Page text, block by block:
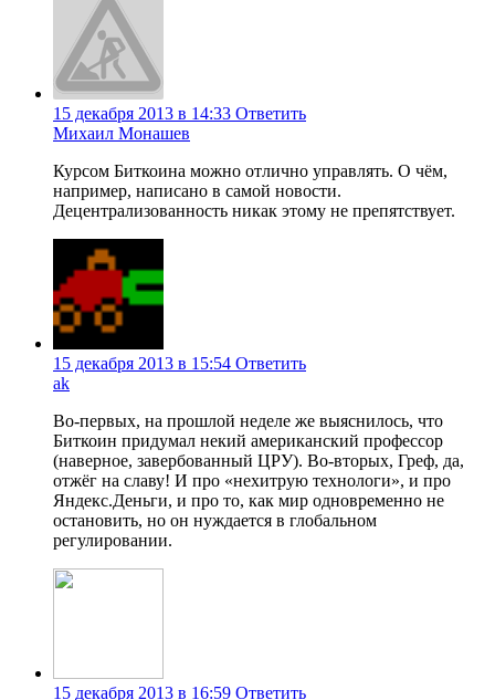
15 декабря 2013 в 14:33 Ответить
Михаил Монашев
Курсом Биткоина можно отлично управлять. О чём,
например, написано в самой новости.
Децентрализованность никак этому не препятствует.
15 декабря 2013 в 15:54 Ответить
ak
Во-первых, на прошлой неделе же выяснилось, что
Биткоин придумал некий американский профессор
(наверное, завербованный ЦРУ). Во-вторых, Греф, да,
отжёг на славу! И про «нехитрую технологи», и про
Яндекс.Деньги, и про то, как мир одновременно не
остановить, но он нуждается в глобальном
регулировании.
15 декабря 2013 в 16:59 Ответить